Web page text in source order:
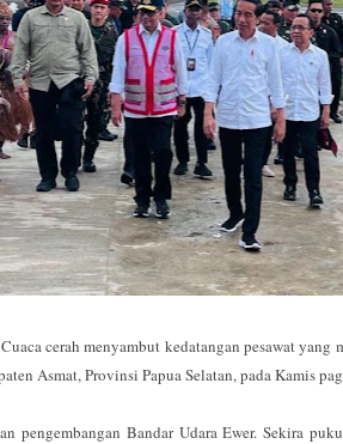
cerah menyambut kedatangan pesawat
Asmat, Provinsi Papua Selatan, pada Kamis
pengembangan Bandar Udara Ewer. Sekira